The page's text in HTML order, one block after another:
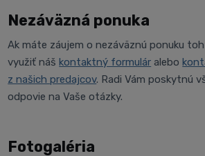
Nezáväzná ponuka
Ak máte záujem o nezáväznú ponuku
využiť náškontaktný formulár alebo
z našich predajcov. Radi Vám poskytnú
odpovie na Vaše otázky.
Fotogaléria